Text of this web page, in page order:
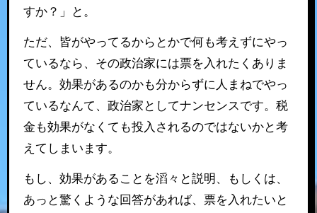
すか？」と。
ただ、皆がやってるからとかで何も考えずにやっ
ているなら、その政治家には票を入れたくありま
せん。効果があるのかも分からずに人まねでやっ
ているなんて、政治家としてナンセンスです。税
金も効果がなくても投入されるのではないかと考
えてしまいます。
もし、効果があることを滔々と説明、もしくは、
あっと驚くような回答があれば、票を入れたいと